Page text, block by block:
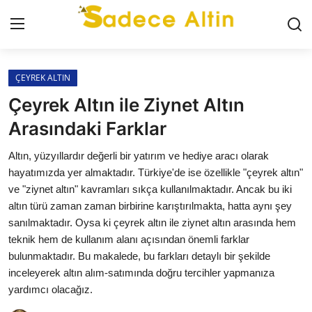
Giriş
GÜNCEL
İLETİŞİM
YASAL UYARI
KÜNYE
GRAM ALTIN
ÇEYREK ALTIN
ÇEYREK ALTIN
Çeyrek Altın ile Ziynet Altın
Arasındaki Farklar
Altın, yüzyıllardır değerli bir yatırım ve hediye aracı olarak
hayatımızda yer almaktadır. Türkiye'de ise özellikle "çeyrek altın"
ve "ziynet altın" kavramları sıkça kullanılmaktadır. Ancak bu iki
altın türü zaman zaman birbirine karıştırılmakta, hatta aynı şey
sanılmaktadır. Oysa ki çeyrek altın ile ziynet altın arasında hem
teknik hem de kullanım alanı açısından önemli farklar
bulunmaktadır. Bu makalede, bu farkları detaylı bir şekilde
inceleyerek altın alım-satımında doğru tercihler yapmanıza
yardımcı olacağız.